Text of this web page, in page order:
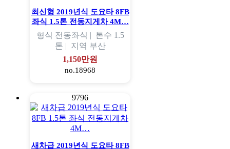
최신형 2019년식 도요타 8FB
좌식 1.5톤 전동지게차 4M…
형식 전동좌식 | 톤수 1.5
톤 | 지역 부산
1,150만원
no.18968
9796
새차급 2019년식 도요타 8FB